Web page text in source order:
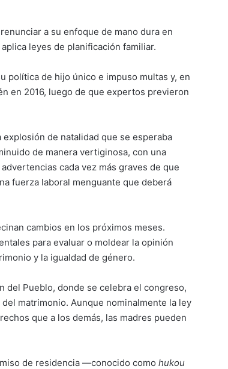
a su enfoque de mano dura en
leyes de planificación familiar.
política de hijo único e impuso multas y, en
en 2016, luego de que expertos previeron
de natalidad que se esperaba
de manera vertiginosa, con una
cada vez más graves de que
fuerza laboral menguante que deberá
cambios en los próximos meses.
para evaluar o moldear la opinión
y la igualdad de género.
del Pueblo, donde se celebra el congreso,
matrimonio. Aunque nominalmente la ley
que a los demás, las madres pueden
de residencia —conocido como hukou